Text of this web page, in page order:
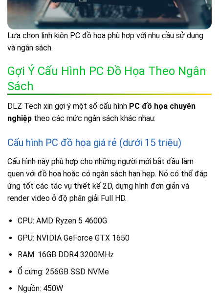
Lựa chọn linh kiện PC đồ họa phù hợp với nhu cầu sử dụng
và ngân sách.
Gợi Ý Cấu Hình PC Đồ Họa Theo Ngân
Sách
DLZ Tech xin gợi ý một số cấu hình PC đồ họa chuyên
nghiệp theo các mức ngân sách khác nhau:
Cấu hình PC đồ họa giá rẻ (dưới 15 triệu)
Cấu hình này phù hợp cho những người mới bắt đầu làm
quen với đồ họa hoặc có ngân sách hạn hẹp. Nó có thể đáp
ứng tốt các tác vụ thiết kế 2D, dựng hình đơn giản và
render video ở độ phân giải Full HD.
CPU: AMD Ryzen 5 4600G
GPU: NVIDIA GeForce GTX 1650
RAM: 16GB DDR4 3200MHz
Ổ cứng: 256GB SSD NVMe
Nguồn: 450W